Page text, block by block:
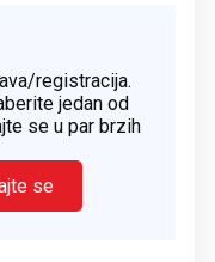
registracija.
jedan od
se u par brzih
se